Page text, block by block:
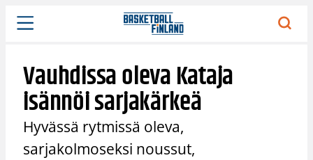
Siirry
sisältöön
Vauhdissa oleva Kataja
isännöi sarjakärkeä
Hyvässä rytmissä oleva,
sarjakolmoseksi noussut,